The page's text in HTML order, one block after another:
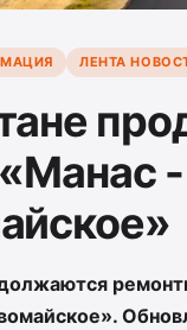
ЛЕНТА